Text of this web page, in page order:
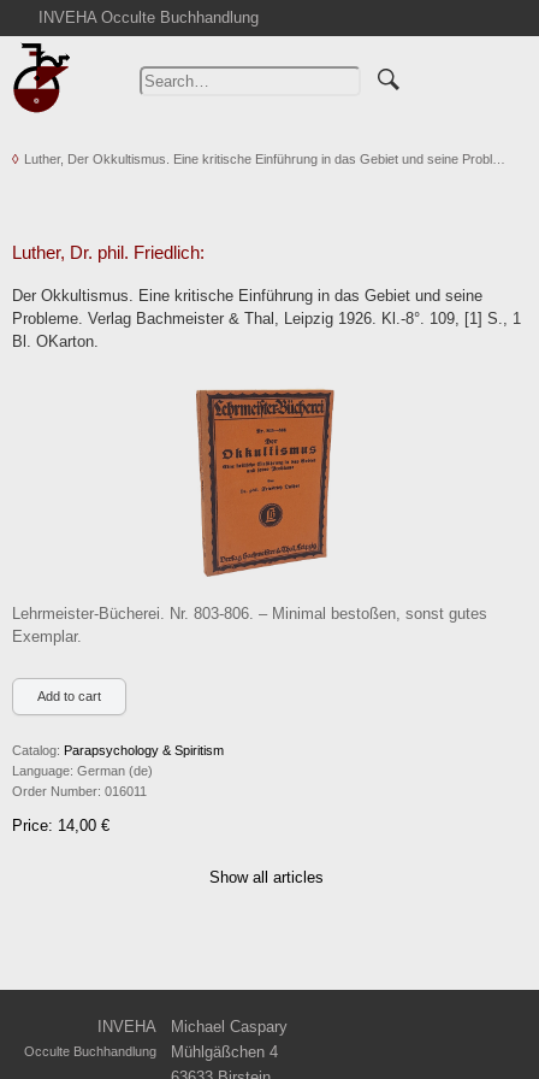
INVEHA Occulte Buchhandlung
Home
Advanced Search
Cart
Contact
Terms
Luther, Der Okkultismus. Eine kritische Einführung in das Gebiet und seine Probl…
Luther, Dr. phil. Friedlich:
Der Okkultismus. Eine kritische Einführung in das Gebiet und seine
Probleme. Verlag Bachmeister & Thal, Leipzig 1926. Kl.-8°. 109, [1] S., 1
Bl. OKarton.
Lehrmeister-Bücherei. Nr. 803-806. – Minimal bestoßen, sonst gutes
Exemplar.
Catalog: Parapsychology & Spiritism
Language: German (de)
Order Number: 016011
Price: 14,00 €
Show all articles
INVEHA Michael Caspary
Occulte Buchhandlung
Mühlgäßchen 4